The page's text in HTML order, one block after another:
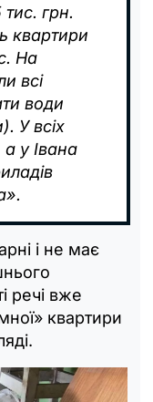
тис. грн.
квартири
На
всі
води
У всіх
а у Івана
і не має
речі вже
квартири